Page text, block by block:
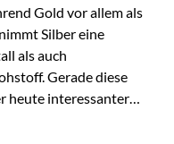
Gold vor allem als
Silber eine
als auch
Gerade diese
heute interessanter